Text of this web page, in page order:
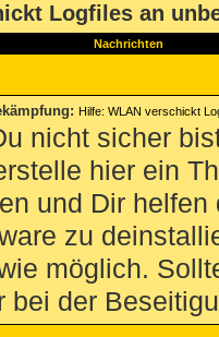
Logfiles an
Nachrichten
: Hilfe: WLAN verschickt
nicht sicher
hier ein
und Dir
zu
möglich.
bei der